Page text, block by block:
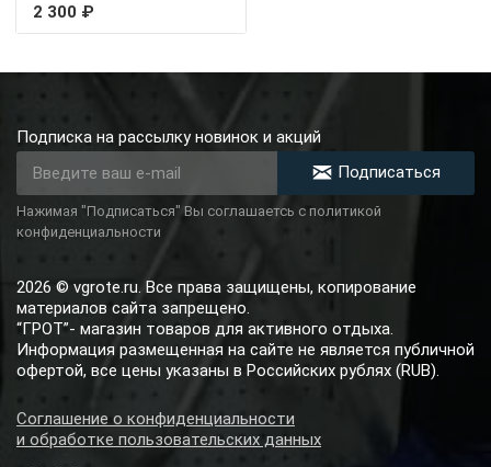
2 300 ₽
Подписка на рассылку новинок и акций
Подписаться
Нажимая "Подписаться" Вы соглашаетсь с политикой
конфиденциальности
2026 © vgrote.ru. Все права защищены, копирование
материалов сайта запрещено.
“ГРОТ”- магазин товаров для активного отдыха.
Информация размещенная на сайте не является публичной
офертой, все цены указаны в Российских рублях (RUB).
Соглашение о конфиденциальности
и обработке пользовательских данных